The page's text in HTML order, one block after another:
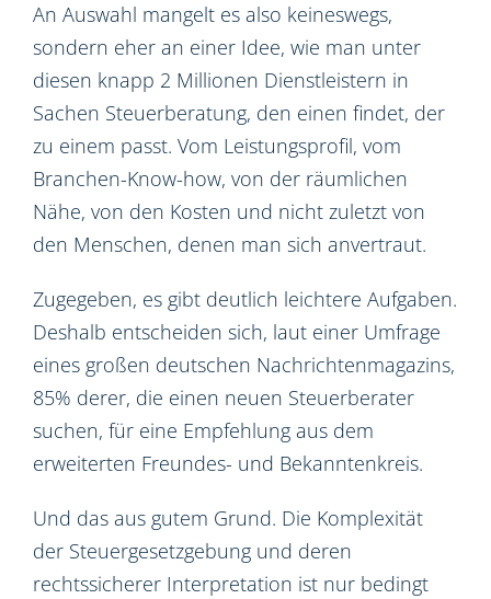
An Auswahl mangelt es also keineswegs,
sondern eher an einer Idee, wie man unter
diesen knapp 2 Millionen Dienstleistern in
Sachen Steuerberatung, den einen findet, der
zu einem passt. Vom Leistungsprofil, vom
Branchen-Know-how, von der räumlichen
Nähe, von den Kosten und nicht zuletzt von
den Menschen, denen man sich anvertraut.
Zugegeben, es gibt deutlich leichtere Aufgaben.
Deshalb entscheiden sich, laut einer Umfrage
eines großen deutschen Nachrichtenmagazins,
85% derer, die einen neuen Steuerberater
suchen, für eine Empfehlung aus dem
erweiterten Freundes- und Bekanntenkreis.
Und das aus gutem Grund. Die Komplexität
der Steuergesetzgebung und deren
rechtssicherer Interpretation ist nur bedingt